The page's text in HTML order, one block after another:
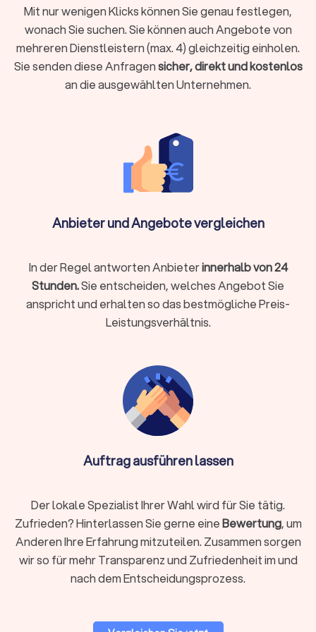
Wärmepumpe geht. Unsere Monteure stehen Ihnen mit einem
schnellen und kompetenten Service und Kundendienst zur
Seite.
Vertrauen Sie auf Trustlocal, um den richtigen
Fachhandwerker in Friedrichsthal (Saarland) für Ihr
Wärmepumpe-Projekt zu finden. Nutzen Sie unseren Service
Finden Sie heute den besten Wärmepumpe-
passenden Wärmepumpen Installateur in Ihrer Nähe. Mit
Mit nur wenigen Klicks können Sie genau festlegen,
wonach Sie suchen. Sie können auch Angebote von
mehreren Dienstleistern (max. 4) gleichzeitig einholen.
Sie senden diese Anfragensicher, direkt und kostenlos
an die ausgewählten Unternehmen.
Anbieter und Angebote vergleichen
In der Regel antworten Anbieterinnerhalb von 24
Stunden.Sie entscheiden, welches Angebot Sie
anspricht und erhalten so das bestmögliche Preis-
Leistungsverhältnis.
Auftrag ausführen lassen
Der lokale Spezialist Ihrer Wahl wird für Sie tätig.
Zufrieden? Hinterlassen Sie gerne eineBewertung, um
Anderen Ihre Erfahrung mitzuteilen. Zusammen sorgen
wir so für mehr Transparenz und Zufriedenheit im und
nach dem Entscheidungsprozess.